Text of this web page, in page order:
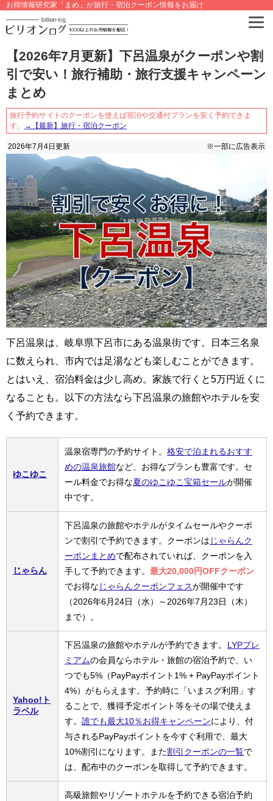
お得情報研究家「まめ」が旅行・宿泊クーポン情報をお届け
【2026年7月更新】下呂温泉がクーポンや割
引で安い！旅行補助・旅行支援キャンペーン
まとめ
旅行予約サイトのクーポンを使えば宿泊や交通付プランを安く予約できま
す。
→【最新】旅行・宿泊クーポン
2026年7月4日 更新 ※一部に広告表示
下呂温泉は、岐阜県下呂市にある温泉街です。日本三名泉
に数えられ、市内では足湯なども楽しむことができます。
とはいえ、宿泊料金は少し高め。家族で行くと5万円近くに
なることも。以下の方法なら下呂温泉の旅館やホテルを安
く予約できます。
ゆこゆこ
温泉宿専門の予約サイト。 格安で泊まれるおすす
めの温泉旅館など、お得なプランも豊富です。セ
ール料金でお得な夏のゆこゆこ宝箱セールが開催
中です。
じゃらん
下呂温泉の旅館やホテルがタイムセールやクーポ
ンで割引で予約できます。クーポンは じゃらんク
ーポンまとめで配布されていれば、クーポンを入
手して予約できます。 最大20,000円OFFクーポン
でお得な じゃらんクーポンフェスが開催中です
（2026年6月24日（水）～2026年7月23日（木）
まで）。
Yahoo!ト
ラベル
下呂温泉の旅館やホテルが予約できます。
LYPプレ
ミアムの会員ならホテル・旅館の宿泊予約で、い
つでも5%（PayPayポイント1% + PayPayポイント
4%）がもらえます。予約時に「いまスグ利用」す
ることで、獲得予定ポイント等をその場で使えま
す。 誰でも最大10％お得キャンペーンにより、付
与されるPayPayポイントを今すぐ利用で、最大
10%割引になります。また割引クーポンの一覧で
は、配布中のクーポンを取得して予約できます。
高級旅館やリゾートホテルを予約できる宿泊予約